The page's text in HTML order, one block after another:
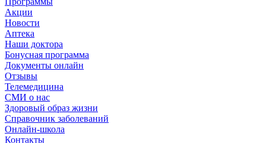
Акции
Новости
Аптека
Наши доктора
Бонусная программа
Документы онлайн
Отзывы
Телемедицина
СМИ о нас
Здоровый образ жизни
Справочник заболеваний
Онлайн-школа
Контакты